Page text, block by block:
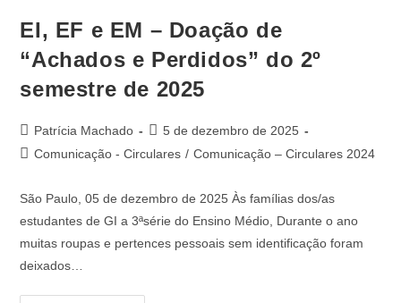
EI, EF e EM – Doação de
“Achados e Perdidos” do 2º
semestre de 2025
Patrícia Machado
5 de dezembro de 2025
Comunicação - Circulares / Comunicação – Circulares 2024
São Paulo, 05 de dezembro de 2025 Às famílias dos/as
estudantes de GI a 3ªsérie do Ensino Médio, Durante o ano
muitas roupas e pertences pessoais sem identificação foram
deixados…